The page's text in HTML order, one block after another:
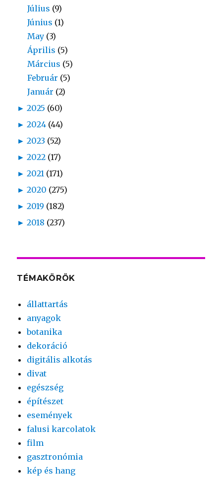
Július (9)
Június (1)
May (3)
Április (5)
Március (5)
Február (5)
Január (2)
► 2025 (60)
► 2024 (44)
► 2023 (52)
► 2022 (17)
► 2021 (171)
► 2020 (275)
► 2019 (182)
► 2018 (237)
TÉMAKÖRÖK
állattartás
anyagok
botanika
dekoráció
digitális alkotás
divat
egészség
építészet
események
falusi karcolatok
film
gasztronómia
kép és hang